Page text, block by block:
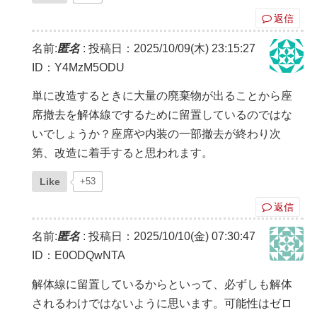
返信
名前:匿名: 投稿日：2025/10/09(木) 23:15:27
ID：Y4MzM5ODU
単に改造するときに大量の廃棄物が出ることから座
席撤去を解体線でするために留置しているのではな
いでしょうか？座席や内装の一部撤去が終わり次
第、改造に着手すると思われます。
Like +53
返信
名前:匿名: 投稿日：2025/10/10(金) 07:30:47
ID：E0ODQwNTA
解体線に留置しているからといって、必ずしも解体
されるわけではないように思います。可能性はゼロ